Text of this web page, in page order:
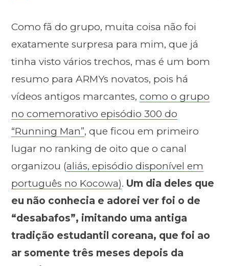
Como fã do grupo, muita coisa não foi
exatamente surpresa para mim, que já
tinha visto vários trechos, mas é um bom
resumo para ARMYs novatos, pois há
vídeos antigos marcantes, como o grupo
no comemorativo episódio 300 do
“Running Man”, que ficou em primeiro
lugar no ranking de oito que o canal
organizou (aliás, episódio disponível em
português no Kocowa). Um dia deles que
eu não conhecia e adorei ver foi o de
“desabafos”, imitando uma antiga
tradição estudantil coreana, que foi ao
ar somente três meses depois da